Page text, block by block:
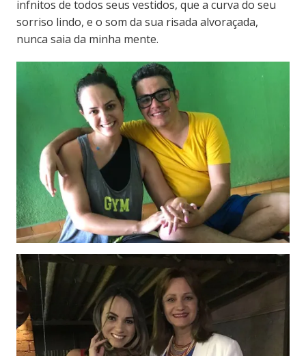
infnitos de todos seus vestidos, que a curva do seu
sorriso lindo, e o som da sua risada alvoraçada,
nunca saia da minha mente.